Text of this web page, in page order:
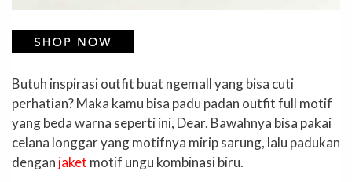
Butuh inspirasi outfit buat ngemall yang bisa cuti
perhatian? Maka kamu bisa padu padan outfit full motif
yang beda warna seperti ini, Dear. Bawahnya bisa pakai
celana longgar yang motifnya mirip sarung, lalu padukan
dengan jaket motif ungu kombinasi biru.